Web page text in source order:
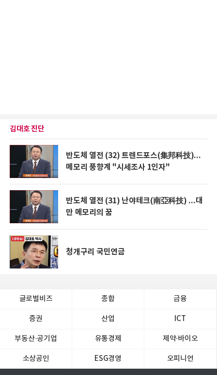
김대호 진단
반도체 열전 (32) 트렌드포스(集邦科技)...
메모리 풍향계 "시세조사 1인자"
반도체 열전 (31) 난야테크(南亞科技) ...대
만 메모리의 꿈
청개구리 국민연금
글로벌비즈 종합 금융
증권 산업 ICT
부동산·공기업 유통경제 제약∙바이오
소상공인 ESG경영 오피니언